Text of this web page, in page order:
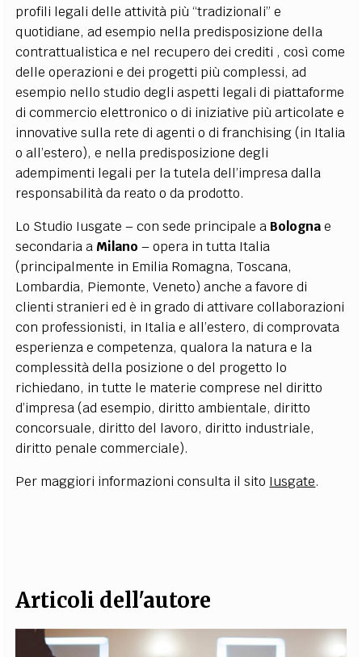
EXTRA
CODICI RUBRICHE LIBRI PROCEEDINGS PUBBLICITÀ CONTATTI
SOCIAL MEDIA
profili legali delle attività più “tradizionali” e
quotidiane, ad esempio nella predisposizione della
contrattualistica e nel recupero dei crediti , così come
delle operazioni e dei progetti più complessi, ad
esempio nello studio degli aspetti legali di piattaforme
di commercio elettronico o di iniziative più articolate e
innovative sulla rete di agenti o di franchising (in Italia
o all’estero), e nella predisposizione degli
adempimenti legali per la tutela dell’impresa dalla
responsabilità da reato o da prodotto.
Lo Studio Iusgate – con sede principale a Bolognae
secondaria a Milano – opera in tutta Italia
(principalmente in Emilia Romagna, Toscana,
Lombardia, Piemonte, Veneto) anche a favore di
clienti stranieri ed è in grado di attivare collaborazioni
con professionisti, in Italia e all’estero, di comprovata
esperienza e competenza, qualora la natura e la
complessità della posizione o del progetto lo
richiedano, in tutte le materie comprese nel diritto
d’impresa (ad esempio, diritto ambientale, diritto
concorsuale, diritto del lavoro, diritto industriale,
diritto penale commerciale).
Per maggiori informazioni consulta il sito Iusgate.
Articoli dell'autore